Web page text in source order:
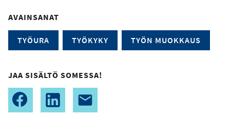
AVAINSANAT
TYÖURA TYÖKYKY TYÖN MUOKKAUS
JAA SISÄLTÖ SOMESSA!